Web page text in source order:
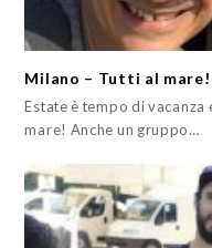
Milano – Tutti al mare!
Estate è tempo di
mare! Anche un gruppo…